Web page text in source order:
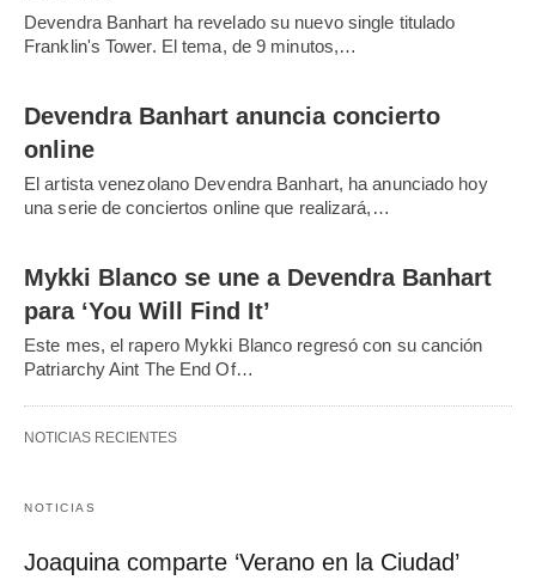
Devendra Banhart ha revelado su nuevo single titulado
Franklin's Tower. El tema, de 9 minutos,…
Devendra Banhart anuncia concierto
online
El artista venezolano Devendra Banhart, ha anunciado hoy
una serie de conciertos online que realizará,…
Mykki Blanco se une a Devendra Banhart
para ‘You Will Find It’
Este mes, el rapero Mykki Blanco regresó con su canción
Patriarchy Aint The End Of…
NOTICIAS RECIENTES
NOTICIAS
Joaquina comparte ‘Verano en la Ciudad’